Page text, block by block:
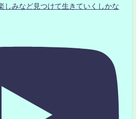
しみなど見つけて生きていくしかな